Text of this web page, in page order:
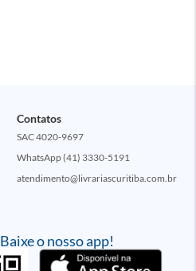
Baixe o nosso app!
Contatos
SAC 4020-9697
WhatsApp (41) 3330-5191
atendimento@livrariascuritiba.com.br